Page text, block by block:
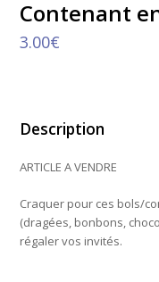
Contenant
3.00€
Description
ARTICLE A VENDRE
Craquer pour ces bols/
(dragées, bonbons,
régaler vos invités.